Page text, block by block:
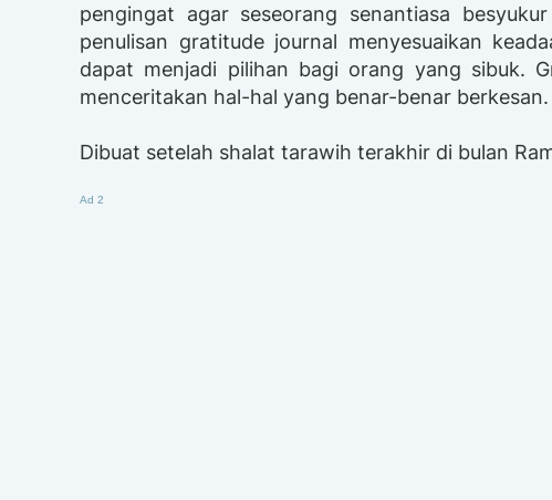
pengingat agar seseorang senantiasa
penulisan gratitude journal menyesuaikan
dapat menjadi pilihan bagi orang yang sibuk.
menceritakan hal-hal yang benar-benar berkesan.
Dibuat setelah shalat tarawih terakhir di bulan
Ad 2